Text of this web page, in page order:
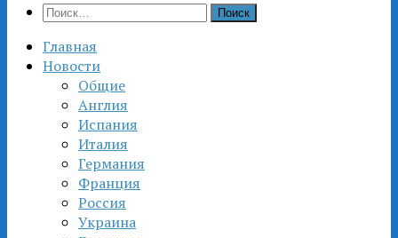
Найти:
Главная
Новости
Общие
Англия
Испания
Италия
Германия
Франция
Россия
Украина